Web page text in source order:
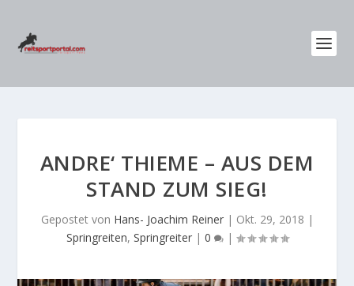
ANDRE‘ THIEME – AUS DEM
STAND ZUM SIEG!
Gepostet von Hans- Joachim Reiner| Okt. 29, 2018 |
Springreiten, Springreiter| 0 |